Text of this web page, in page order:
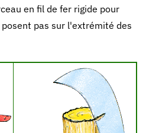
en fil de fer rigide pour
pas sur l'extrémité des